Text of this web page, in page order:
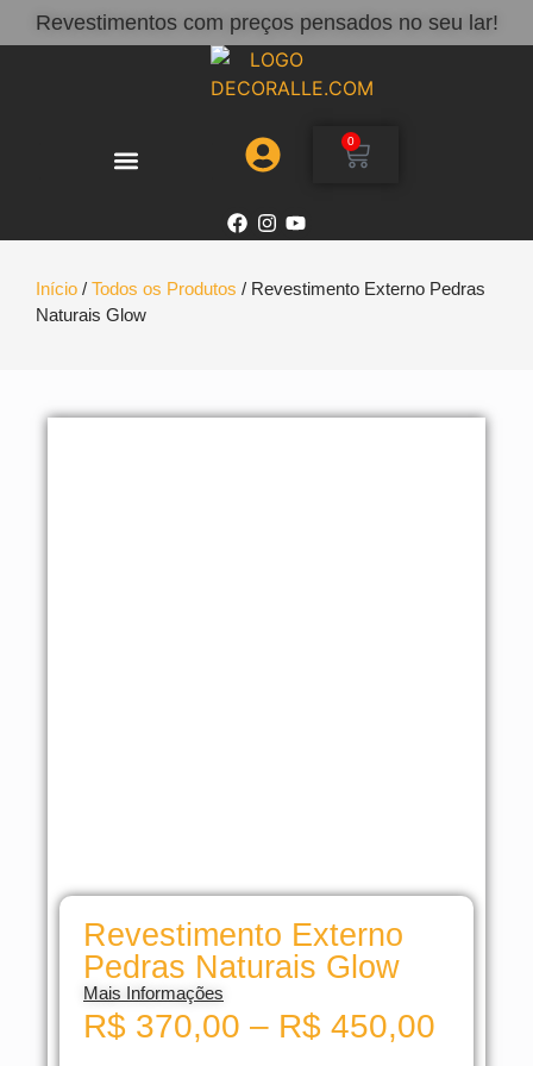
Revestimentos com preços pensados no seu lar!
0
Início / Todos os Produtos / Revestimento Externo Pedras
Naturais Glow
Revestimento Externo
Pedras Naturais Glow
Mais Informações
R$ 370,00 – R$ 450,00